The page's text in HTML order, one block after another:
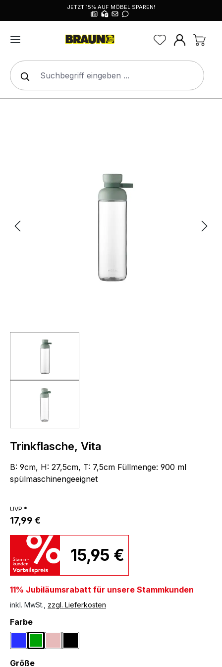
JETZT 15% AUF MÖBEL SPAREN!
Trinkflasche, Vita
B: 9cm, H: 27,5cm, T: 7,5cm Füllmenge: 900 ml
spülmaschinengeeignet
UVP *
17,99 €
15,95 €
11% Jubiläumsrabatt für unsere Stammkunden
inkl. MwSt., zzgl. Lieferkosten
Farbeauswählen
BlauGrünRosaSchwarz
Größeauswählen